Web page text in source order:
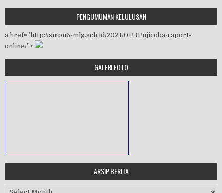
PENGUMUMAN KELULUSAN
a href=”http://smpn6-mlg.sch.id/2021/01/31/ujicoba-raport-
online/”>
GALERI FOTO
ARSIP BERITA
Arsip Berita